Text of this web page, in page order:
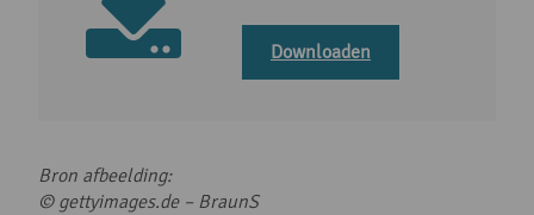
Downloaden
Bron afbeelding:
© gettyimages.de – BraunS